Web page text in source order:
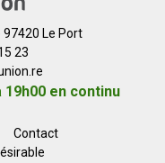
97420 Le Port
23
19h00 en continu
Contact